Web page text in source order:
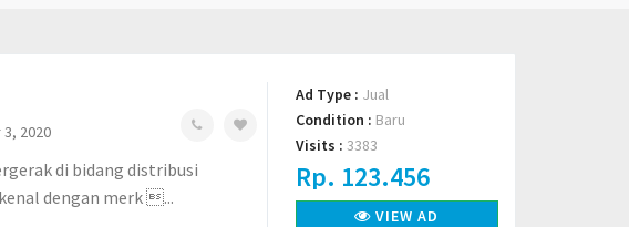
2020
di bidang distribusi
dengan merk ...
Ad Type : Jual
Condition : Baru
Visits : 3383
Rp. 123.456
VIEW AD